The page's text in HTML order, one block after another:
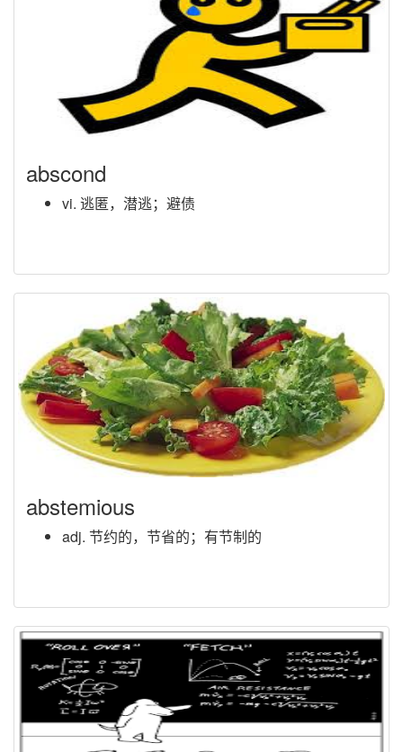
abscond
vi. 逃匿，潜逃；避债
abstemious
adj. 节约的，节省的；有节制的